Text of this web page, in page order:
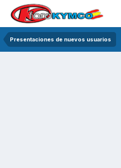
Presentaciones de nuevos usuarios